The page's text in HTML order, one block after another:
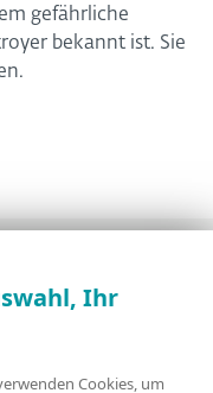
gefährliche
bekannt ist. Sie
Ihr
Cookies, um